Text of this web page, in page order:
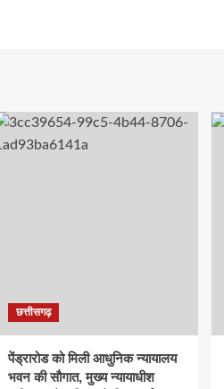
छत्तीसगढ़
पेंड्रारोड को मिली आधुनिक न्यायालय
भवन की सौगात, मुख्य न्यायाधीश